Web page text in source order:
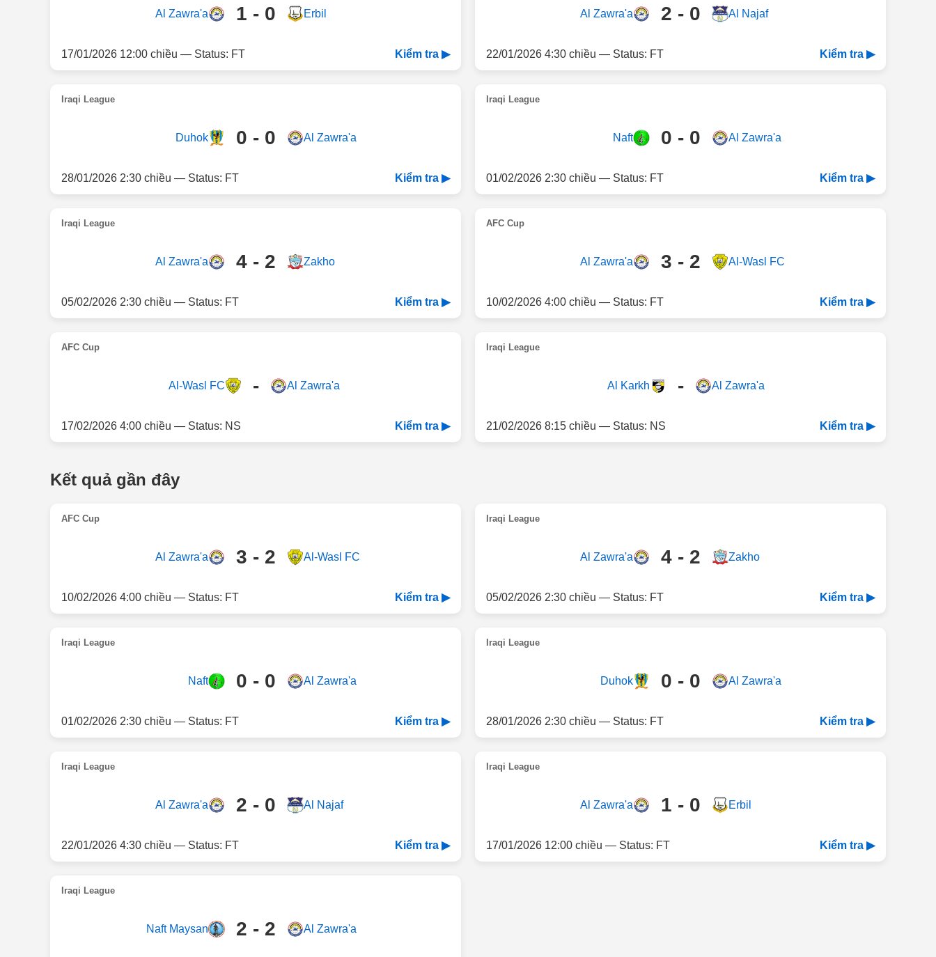
Al Zawra'a 1 - 0 Erbil
17/01/2026 12:00 chiều — Status: FT Kiểm tra ▶
Al Zawra'a 2 - 0 Al Najaf
22/01/2026 4:30 chiều — Status: FT Kiểm tra ▶
Iraqi League
Duhok 0 - 0 Al Zawra'a
28/01/2026 2:30 chiều — Status: FT Kiểm tra ▶
Iraqi League
Naft 0 - 0 Al Zawra'a
01/02/2026 2:30 chiều — Status: FT Kiểm tra ▶
Iraqi League
Al Zawra'a 4 - 2 Zakho
05/02/2026 2:30 chiều — Status: FT Kiểm tra ▶
AFC Cup
Al Zawra'a 3 - 2 Al-Wasl FC
10/02/2026 4:00 chiều — Status: FT Kiểm tra ▶
AFC Cup
Al-Wasl FC - Al Zawra'a
17/02/2026 4:00 chiều — Status: NS Kiểm tra ▶
Iraqi League
Al Karkh - Al Zawra'a
21/02/2026 8:15 chiều — Status: NS Kiểm tra ▶
Kết quả gần đây
AFC Cup
Al Zawra'a 3 - 2 Al-Wasl FC
10/02/2026 4:00 chiều — Status: FT Kiểm tra ▶
Iraqi League
Al Zawra'a 4 - 2 Zakho
05/02/2026 2:30 chiều — Status: FT Kiểm tra ▶
Iraqi League
Naft 0 - 0 Al Zawra'a
01/02/2026 2:30 chiều — Status: FT Kiểm tra ▶
Iraqi League
Duhok 0 - 0 Al Zawra'a
28/01/2026 2:30 chiều — Status: FT Kiểm tra ▶
Iraqi League
Al Zawra'a 2 - 0 Al Najaf
22/01/2026 4:30 chiều — Status: FT Kiểm tra ▶
Iraqi League
Al Zawra'a 1 - 0 Erbil
17/01/2026 12:00 chiều — Status: FT Kiểm tra ▶
Iraqi League
Naft Maysan 2 - 2 Al Zawra'a